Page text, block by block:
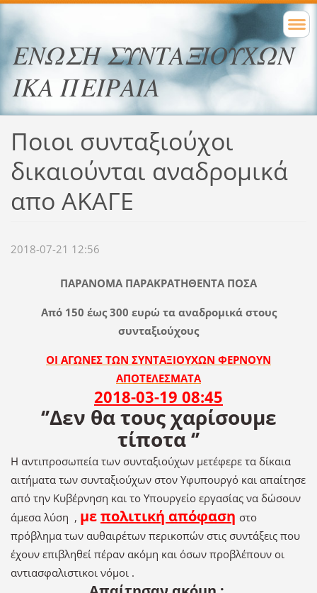
ΕΝΩΣΗ ΣΥΝΤΑΞΙΟΥΧΩΝ
ΙΚΑ ΠΕΙΡΑΙΑ
Ποιοι συνταξιούχοι
δικαιούνται αναδρομικά
απο ΑΚΑΓΕ
2018-07-21 12:56
ΠΑΡΑΝΟΜΑ ΠΑΡΑΚΡΑΤΗΘΕΝΤΑ ΠΟΣΑ
Από 150 έως 300 ευρώ τα αναδρομικά στους
συνταξιούχους
ΟΙ ΑΓΩΝΕΣ ΤΩΝ ΣΥΝΤΑΞΙΟΥΧΩΝ ΦΕΡΝΟΥΝ
ΑΠΟΤΕΛΕΣΜΑΤΑ
2018-03-19 08:45
‘’Δεν θα τους χαρίσουμε
τίποτα ‘’
Η αντιπροσωπεία των συνταξιούχων μετέφερε τα δίκαια
αιτήματα των συνταξιούχων στον Υφυπουργό και απαίτησε
από την Κυβέρνηση και το Υπουργείο εργασίας να δώσουν
άμεσα λύση , μεπολιτική απόφαση στο
πρόβλημα των αυθαιρέτων περικοπών στις συντάξεις που
έχουν επιβληθεί πέραν ακόμη και όσων προβλέπουν οι
αντιασφαλιστικοι νόμοι .